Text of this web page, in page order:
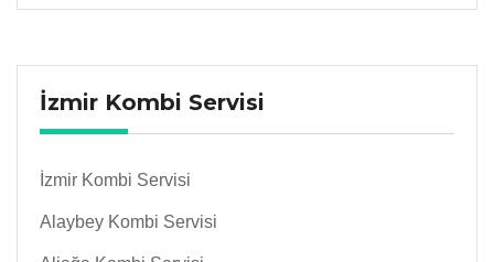
İzmir Kombi Servisi
İzmir Kombi Servisi
Alaybey Kombi Servisi